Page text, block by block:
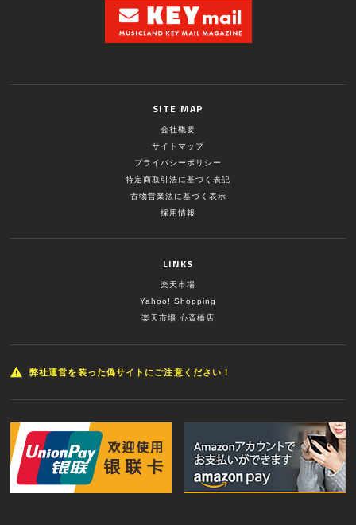
SITE MAP
会社概要
サイトマップ
プライバシーポリシー
特定商取引法に基づく表記
古物営業法に基づく表示
採用情報
LINKS
楽天市場
Yahoo! Shopping
楽天市場 心斎橋店
弊社運営を装った偽サイトにご注意ください！